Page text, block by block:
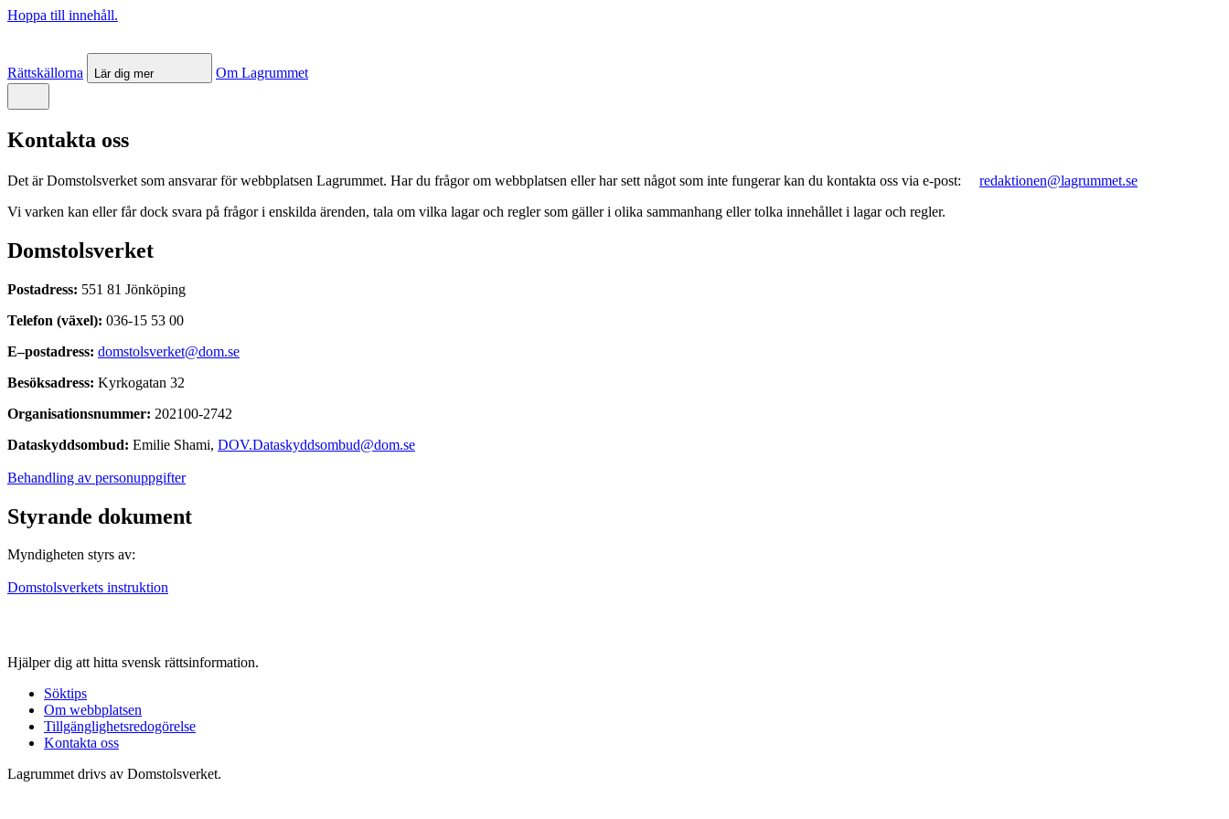
Hoppa till innehåll.
Rättskällorna Lär dig mer Om Lagrummet
Kontakta oss
Det är Domstolsverket som ansvarar för webbplatsen Lagrummet. Har du frågor om webbplatsen eller har sett något som inte fungerar kan du kontakta oss via e-post:
redaktionen@lagrummet.se
Vi varken kan eller får dock svara på frågor i enskilda ärenden, tala om vilka lagar och regler som gäller i olika sammanhang eller tolka innehållet i lagar och regler.
Domstolsverket
Postadress: 551 81 Jönköping
Telefon (växel): 036-15 53 00
E–postadress: domstolsverket@dom.se
Besöksadress: Kyrkogatan 32
Organisationsnummer: 202100-2742
Dataskyddsombud: Emilie Shami, DOV.Dataskyddsombud@dom.se
Behandling av personuppgifter
Styrande dokument
Myndigheten styrs av:
Domstolsverkets instruktion
Hjälper dig att hitta svensk rättsinformation.
Söktips
Om webbplatsen
Tillgänglighetsredogörelse
Kontakta oss
Lagrummet drivs av Domstolsverket.